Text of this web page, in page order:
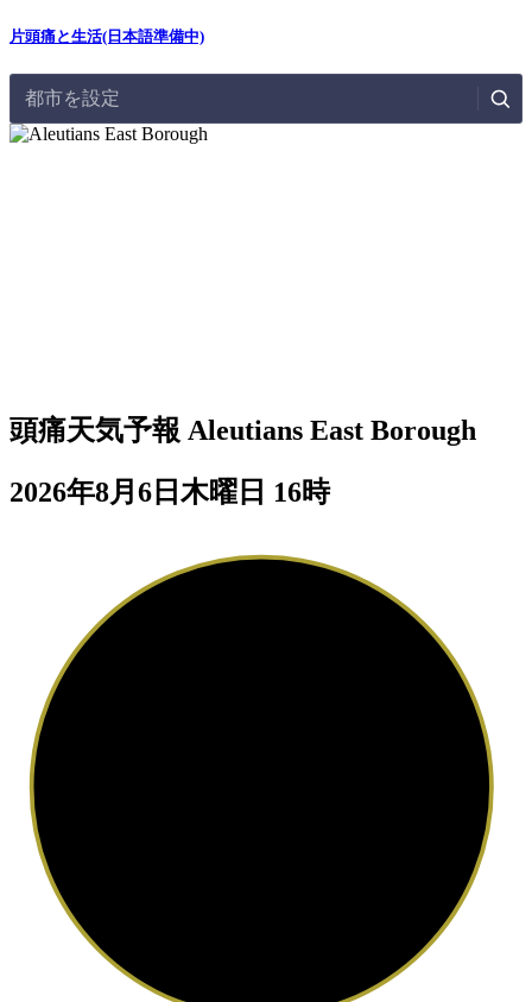
片頭痛と生活(日本語準備中)
都市を設定
頭痛天気予報 Aleutians East Borough
2026年8月6日木曜日 16時